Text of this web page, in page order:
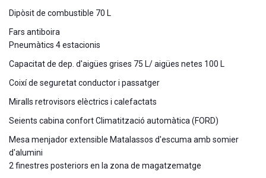
Dipòsit de combustible 70 L
Fars antiboira
Pneumàtics 4 estacionis
Capacitat de dep. d'aigües grises 75 L/ aigües netes 100 L
Coixí de seguretat conductor i passatger
Miralls retrovisors elèctrics i calefactats
Seients cabina confort Climatització automàtica (FORD)
Mesa menjador extensible Matalassos d'escuma amb somier
d'alumini
2 finestres posteriors en la zona de magatzematge